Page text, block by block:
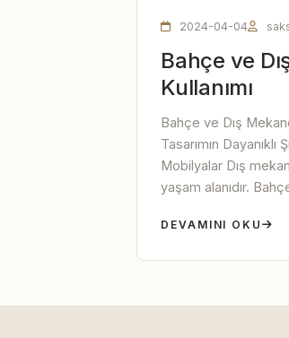
2024-04-04
Bahçe ve
Kullanımı
Bahçe ve Dış
Tasarımın
Mobilyalar Dış
yaşam alanıdır.
DEVAMINI OKU